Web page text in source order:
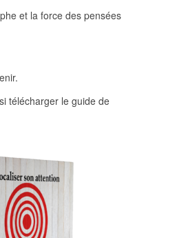
et la force des pensées
télécharger le guide de